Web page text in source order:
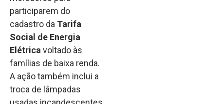
participarem do
cadastro da Tarifa
Social de Energia
Elétrica voltado às
famílias de baixa renda.
A ação também inclui a
troca de lâmpadas